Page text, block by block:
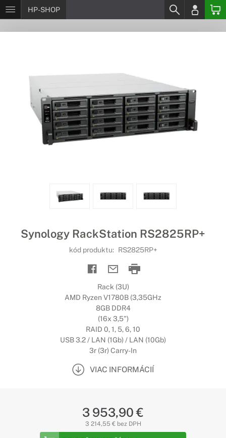
HP-SHOP
Synology RackStation RS2825RP+
kód produktu: RS2825RP+
Rack (3U)
AMD Ryzen V1780B (3,35GHz
8GB DDR4
(16x 3,5")
RAID 0, 1, 5, 6, 10
USB 3.2 / LAN (1Gb) / LAN (10Gb)
3r (3r) Carry-In
VIAC INFORMÁCIÍ
3 953,90 €
3 214,55 € bez DPH